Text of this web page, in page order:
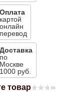
Оплата
картой
онлайн
перевод
Доставка
по
Москве
1000 руб.
товар (0)